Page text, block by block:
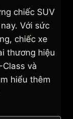
chiếc SUV
Với sức
chiếc xe
thương hiệu
và
hiểu thêm